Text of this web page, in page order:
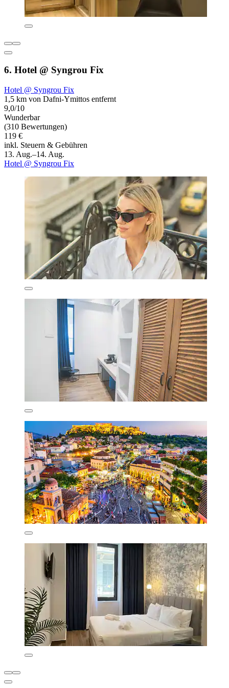
6. Hotel @ Syngrou Fix
Hotel @ Syngrou Fix
1,5 km von Dafni-Ymittos entfernt
9,0/10
Wunderbar
(310 Bewertungen)
119 €
inkl. Steuern & Gebühren
13. Aug.–14. Aug.
Hotel @ Syngrou Fix